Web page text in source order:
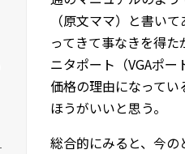
（原文ママ）と書い
ってきて事なきを得
ニタポート（VGAポ
価格の理由になって
ほうがいいと思う。
総合的にみると、今の